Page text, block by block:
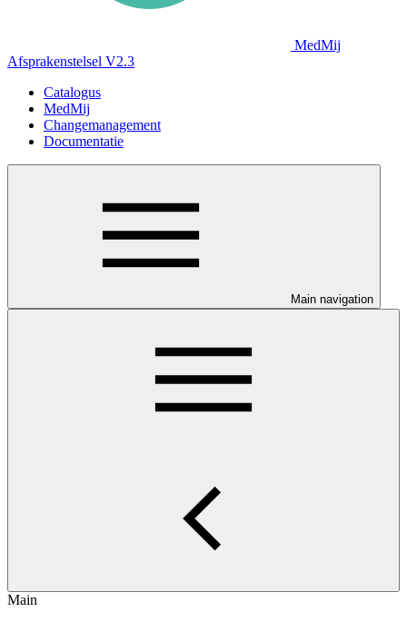
MedMij
Afsprakenstelsel V2.3
Catalogus
MedMij
Changemanagement
Documentatie
Main navigation
Main